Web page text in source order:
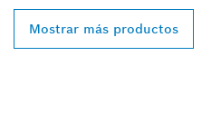
Mostrar más productos